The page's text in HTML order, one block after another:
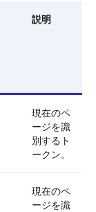
説明
現在のペ
ージを識
別するト
ークン。
現在のペ
ージを識